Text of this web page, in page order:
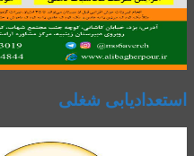
استعدادیابی شغلی